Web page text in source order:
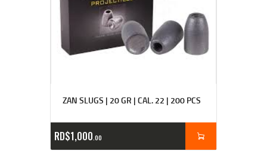
ZAN SLUGS | 20 GR | CAL. 22 | 200 PCS
RD$1,000 00